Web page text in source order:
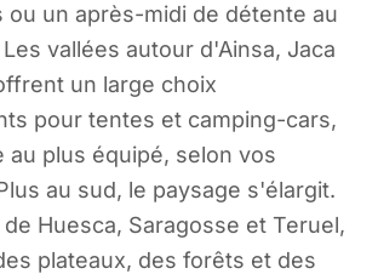
ou un après-midi de détente au
vallées autour d'Ainsa, Jaca
un large choix
pour tentes et camping-cars,
au plus équipé, selon vos
au sud, le paysage s'élargit.
Huesca, Saragosse et Teruel,
plateaux, des forêts et des